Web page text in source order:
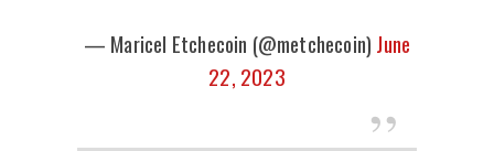
— Maricel Etchecoin (@metchecoin) June
22, 2023